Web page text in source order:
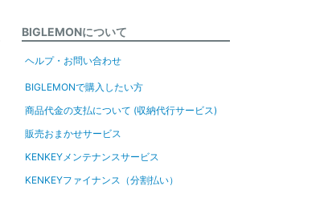
BIGLEMONについて
ヘルプ・お問い合わせ
BIGLEMONで購入したい方
商品代金の支払について (収納代行サービス)
販売おまかせサービス
KENKEYメンテナンスサービス
KENKEYファイナンス（分割払い）